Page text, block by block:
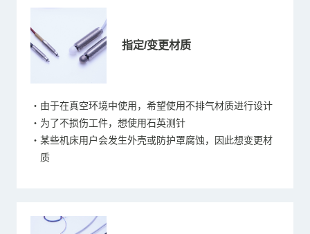
指定/变更材质
・由于在真空环境中使用，希望使用不排气材质进行设计
・为了不损伤工件，想使用石英测针
・某些机床用户会发生外壳或防护罩腐蚀，因此想变更材
质